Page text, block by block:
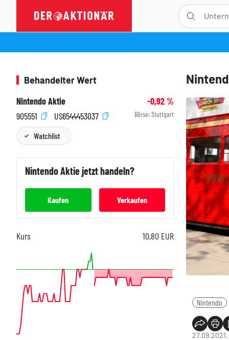
Nintendo
Behandelter Wert
Nintendo Aktie
-0,92%
905551
US6544453037 Börse: Stuttgart
Watchlist
NintendoAktie jetzt handeln?
Kaufen Verkaufen
Kurs 10,80 EUR